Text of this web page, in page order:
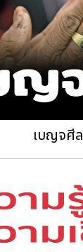
เบญจศีล